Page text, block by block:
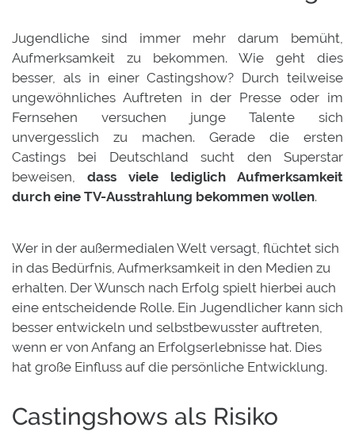
Jugendliche sind immer mehr darum bemüht,
Aufmerksamkeit zu bekommen. Wie geht dies
besser, als in einer Castingshow? Durch teilweise
ungewöhnliches Auftreten in der Presse oder im
Fernsehen versuchen junge Talente sich
unvergesslich zu machen. Gerade die ersten
Castings bei Deutschland sucht den Superstar
beweisen, dass viele lediglich Aufmerksamkeit
durch eine TV-Ausstrahlung bekommen wollen.
Wer in der außermedialen Welt versagt, flüchtet sich
in das Bedürfnis, Aufmerksamkeit in den Medien zu
erhalten. Der Wunsch nach Erfolg spielt hierbei auch
eine entscheidende Rolle. Ein Jugendlicher kann sich
besser entwickeln und selbstbewusster auftreten,
wenn er von Anfang an Erfolgserlebnisse hat. Dies
hat große Einfluss auf die persönliche Entwicklung.
Castingshows als Risiko